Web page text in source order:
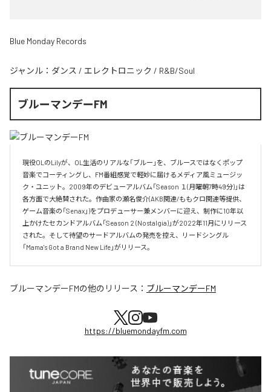
Blue Monday Records
ジャンル： ダンス / エレクトロニック / R&B/Soul
ブルーマンデーFM
現役OLのLilyが、OL生活のリアルな「ブルー」を、ブルースではなくポップ
音楽でコーティングし、FM番組感覚で軽妙に届けるメディア風ミュージッ
ク・ユニット。2009年のデビューアルバム「Season １(月曜朝7時49分)」は
各方面で大絶賛された。作曲家の瀬名俊介(AKB関連/ももクロ関連等提供、
ゲーム音楽の「Senax」)をプロデューサー兼メンバーに迎え、制作に10年以
上かけたセカンドアルバム「Season 2 (Nostalgia)」が2022年11月にリリース
された。そして待望のサードアルバムの発売を控え、リードシングル
「Mama's Got a Brand New Life」がリリース。
ブルーマンデーFMの他のリリース： ブルーマンデーFM
https://bluemondayfm.com